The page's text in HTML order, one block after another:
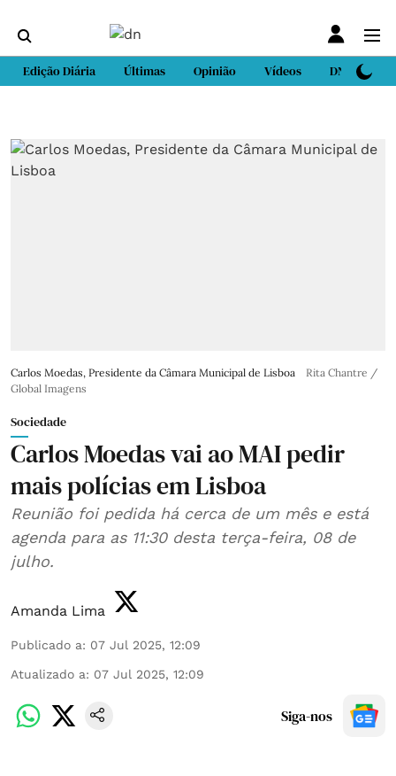
Edição Diária Últimas Opinião Vídeos DN Sport
Carlos Moedas, Presidente da Câmara Municipal de Lisboa
Rita Chantre /
Global Imagens
Sociedade
Carlos Moedas vai ao MAI pedir
mais polícias em Lisboa
Reunião foi pedida há cerca de um mês e está
agenda para as 11:30 desta terça-feira, 08 de
julho.
Amanda Lima
Publicado a: 07 Jul 2025, 12:09
Atualizado a: 07 Jul 2025, 12:09
Siga-nos